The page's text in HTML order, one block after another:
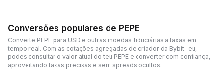
Conversões populares de PEPE
Converte PEPE para USD e outras moedas fiduciárias a taxas em
tempo real. Com as cotações agregadas de criador da Bybit-eu,
podes consultar o valor atual do teu PEPE e converter com confiança,
aproveitando taxas precisas e sem spreads ocultos.